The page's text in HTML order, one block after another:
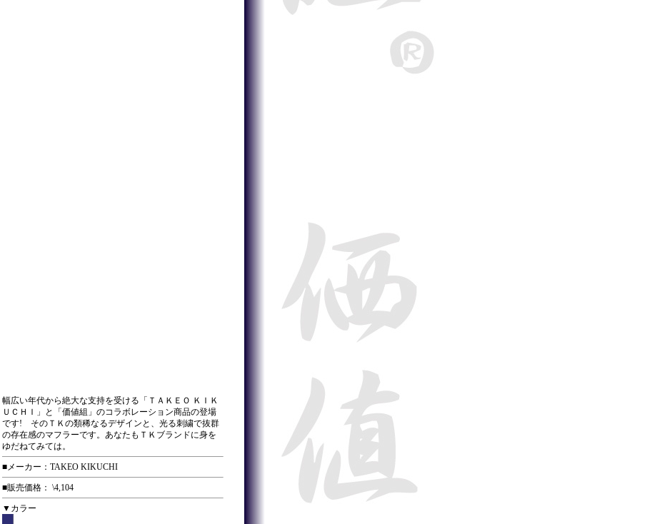
幅広い年代から絶大な支持を受ける「ＴＡＫＥＯ ＫＩＫ
ＵＣＨＩ」と「価値組」のコラボレーション商品の登場
です! そのＴＫの類稀なるデザインと、光る刺繍で抜群
の存在感のマフラーです。あなたもＴＫブランドに身を
ゆだねてみては。
■メーカー：TAKEO KIKUCHI
■販売価格： \4,104
▼カラー